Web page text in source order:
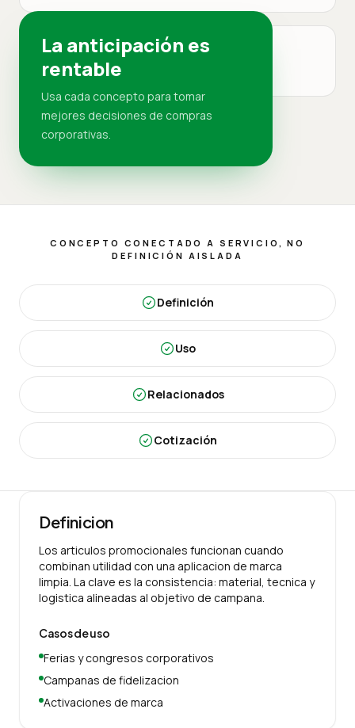
PAÍS
RD
La anticipación es
rentable
Usa cada concepto para tomar
mejores decisiones de compras
corporativas.
CONCEPTO CONECTADO A SERVICIO, NO
DEFINICIÓN AISLADA
Definición
Uso
Relacionados
Cotización
Definicion
Los articulos promocionales funcionan cuando
combinan utilidad con una aplicacion de marca
limpia. La clave es la consistencia: material, tecnica y
logistica alineadas al objetivo de campana.
Casos de uso
Ferias y congresos corporativos
Campanas de fidelizacion
Activaciones de marca